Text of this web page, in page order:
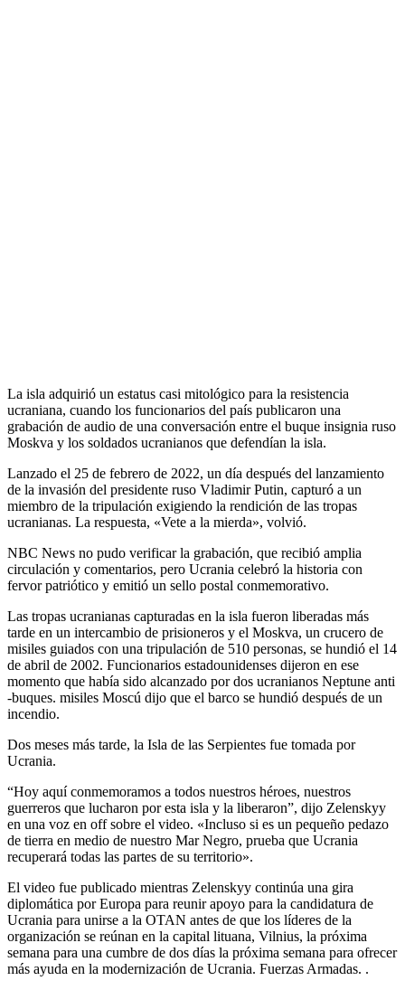
La isla adquirió un estatus casi mitológico para la resistencia
ucraniana, cuando los funcionarios del país publicaron una
grabación de audio de una conversación entre el buque insignia ruso
Moskva y los soldados ucranianos que defendían la isla.
Lanzado el 25 de febrero de 2022, un día después del lanzamiento
de la invasión del presidente ruso Vladimir Putin, capturó a un
miembro de la tripulación exigiendo la rendición de las tropas
ucranianas. La respuesta, «Vete a la mierda», volvió.
NBC News no pudo verificar la grabación, que recibió amplia
circulación y comentarios, pero Ucrania celebró la historia con
fervor patriótico y emitió un sello postal conmemorativo.
Las tropas ucranianas capturadas en la isla fueron liberadas más
tarde en un intercambio de prisioneros y el Moskva, un crucero de
misiles guiados con una tripulación de 510 personas, se hundió el 14
de abril de 2002. Funcionarios estadounidenses dijeron en ese
momento que había sido alcanzado por dos ucranianos Neptune anti
-buques. misiles Moscú dijo que el barco se hundió después de un
incendio.
Dos meses más tarde, la Isla de las Serpientes fue tomada por
Ucrania.
“Hoy aquí conmemoramos a todos nuestros héroes, nuestros
guerreros que lucharon por esta isla y la liberaron”, dijo Zelenskyy
en una voz en off sobre el video. «Incluso si es un pequeño pedazo
de tierra en medio de nuestro Mar Negro, prueba que Ucrania
recuperará todas las partes de su territorio».
El video fue publicado mientras Zelenskyy continúa una gira
diplomática por Europa para reunir apoyo para la candidatura de
Ucrania para unirse a la OTAN antes de que los líderes de la
organización se reúnan en la capital lituana, Vilnius, la próxima
semana para una cumbre de dos días la próxima semana para ofrecer
más ayuda en la modernización de Ucrania. Fuerzas Armadas. .